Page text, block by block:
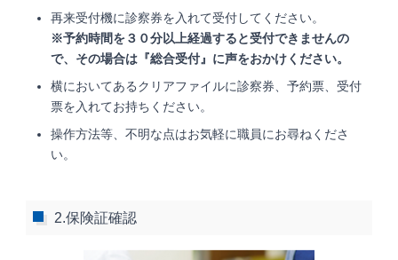
再来受付機に診察券を入れて受付してください。
※予約時間を３０分以上経過すると受付できませんの
で、その場合は『総合受付』に声をおかけください。
横においてあるクリアファイルに診察券、予約票、受付
票を入れてお持ちください。
操作方法等、不明な点はお気軽に職員にお尋ねくださ
い。
2.保険証確認